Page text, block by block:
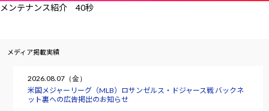
メンテナンス紹介 40秒
メディア掲載実績
2026.08.07（金）
米国メジャーリーグ（MLB）ロサンゼルス・ドジャース戦 バックネ
ット裏への広告掲出のお知らせ